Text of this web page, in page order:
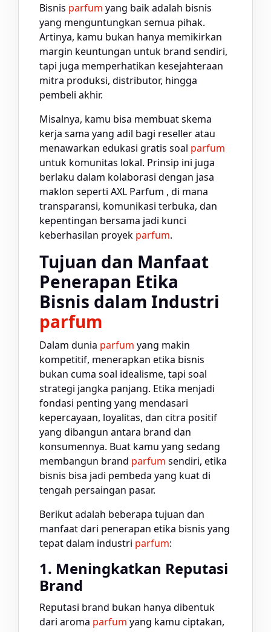
Bisnis parfum yang baik adalah bisnis
yang menguntungkan semua pihak.
Artinya, kamu bukan hanya memikirkan
margin keuntungan untuk brand sendiri,
tapi juga memperhatikan kesejahteraan
mitra produksi, distributor, hingga
pembeli akhir.
Misalnya, kamu bisa membuat skema
kerja sama yang adil bagi reseller atau
menawarkan edukasi gratis soal parfum
untuk komunitas lokal. Prinsip ini juga
berlaku dalam kolaborasi dengan jasa
maklon seperti AXL Parfum , di mana
transparansi, komunikasi terbuka, dan
kepentingan bersama jadi kunci
keberhasilan proyek parfum.
Tujuan dan Manfaat
Penerapan Etika
Bisnis dalam Industri
parfum
Dalam dunia parfum yang makin
kompetitif, menerapkan etika bisnis
bukan cuma soal idealisme, tapi soal
strategi jangka panjang. Etika menjadi
fondasi penting yang mendasari
kepercayaan, loyalitas, dan citra positif
yang dibangun antara brand dan
konsumennya. Buat kamu yang sedang
membangun brand parfum sendiri, etika
bisnis bisa jadi pembeda yang kuat di
tengah persaingan pasar.
Berikut adalah beberapa tujuan dan
manfaat dari penerapan etika bisnis yang
tepat dalam industri parfum:
1. Meningkatkan Reputasi
Brand
Reputasi brand bukan hanya dibentuk
dari aroma parfum yang kamu ciptakan,